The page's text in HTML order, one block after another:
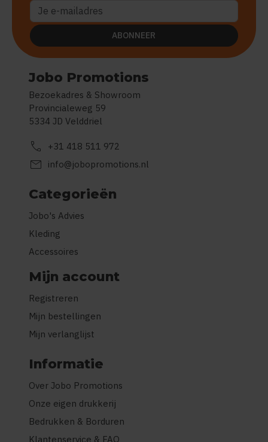
Jobo Promotions
Bezoekadres & Showroom
Provincialeweg 59
5334 JD Velddriel
call +31 418 511 972
mail info@jobopromotions.nl
Categorieën
Jobo's Advies
Kleding
Accessoires
Mijn account
Registreren
Mijn bestellingen
Mijn verlanglijst
Informatie
Over Jobo Promotions
Onze eigen drukkerij
Bedrukken & Borduren
Klantenservice & FAQ
ABONNEER